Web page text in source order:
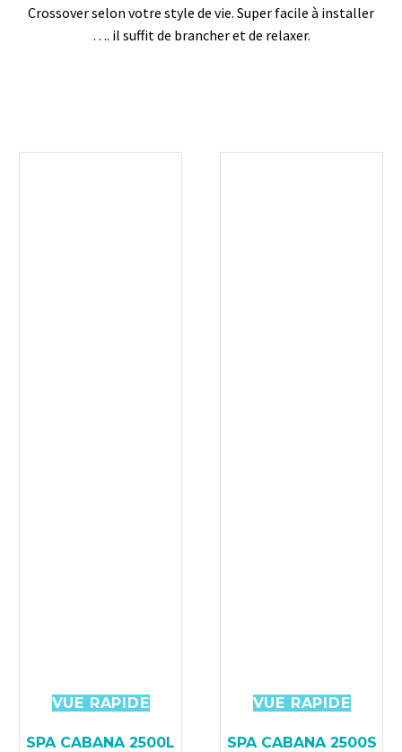
Crossover selon votre style de vie. Super facile à installer
…. il suffit de brancher et de relaxer.
VUE RAPIDE
SPA CABANA 2500L
VUE RAPIDE
SPA CABANA 2500S